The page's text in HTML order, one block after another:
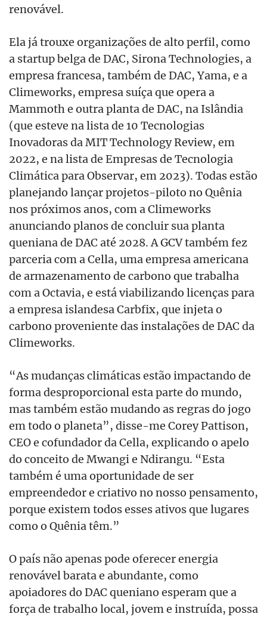
renovável.
Ela já trouxe organizações de alto perfil, como
a startup belga de DAC, Sirona Technologies, a
empresa francesa, também de DAC, Yama, e a
Climeworks, empresa suíça que opera a
Mammoth e outra planta de DAC, na Islândia
(que esteve na lista de 10 Tecnologias
Inovadoras da MIT Technology Review, em
2022, e na lista de Empresas de Tecnologia
Climática para Observar, em 2023). Todas estão
planejando lançar projetos-piloto no Quênia
nos próximos anos, com a Climeworks
anunciando planos de concluir sua planta
queniana de DAC até 2028. A GCV também fez
parceria com a Cella, uma empresa americana
de armazenamento de carbono que trabalha
com a Octavia, e está viabilizando licenças para
a empresa islandesa Carbfix, que injeta o
carbono proveniente das instalações de DAC da
Climeworks.
“As mudanças climáticas estão impactando de
forma desproporcional esta parte do mundo,
mas também estão mudando as regras do jogo
em todo o planeta”, disse-me Corey Pattison,
CEO e cofundador da Cella, explicando o apelo
do conceito de Mwangi e Ndirangu. “Esta
também é uma oportunidade de ser
empreendedor e criativo no nosso pensamento,
porque existem todos esses ativos que lugares
como o Quênia têm.”
O país não apenas pode oferecer energia
renovável barata e abundante, como
apoiadores do DAC queniano esperam que a
força de trabalho local, jovem e instruída, possa